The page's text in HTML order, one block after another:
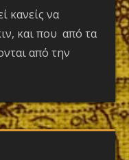
κανείς να
και που από τα
από την